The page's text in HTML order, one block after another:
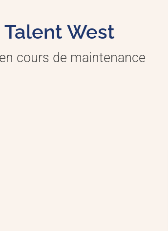
Talent West
cours de maintenance